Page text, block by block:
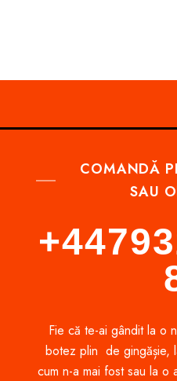
COMANDĂ
SAU
Fie că te-ai gândit la o
botez plin de gingășie,
cum n-a mai fost sau la o